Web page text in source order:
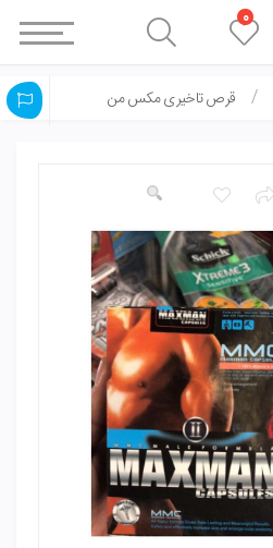
قرص تاخیری مکس من
0